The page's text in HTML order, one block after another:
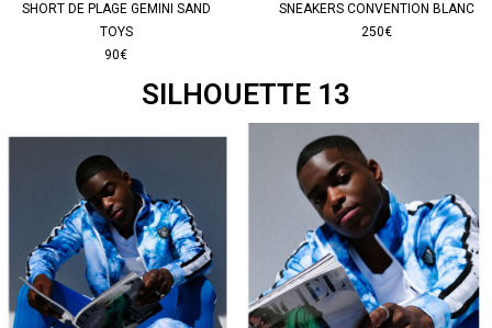
SHORT DE PLAGE GEMINI SAND
TOYS
90€
SNEAKERS CONVENTION BLANC
250€
SILHOUETTE 13